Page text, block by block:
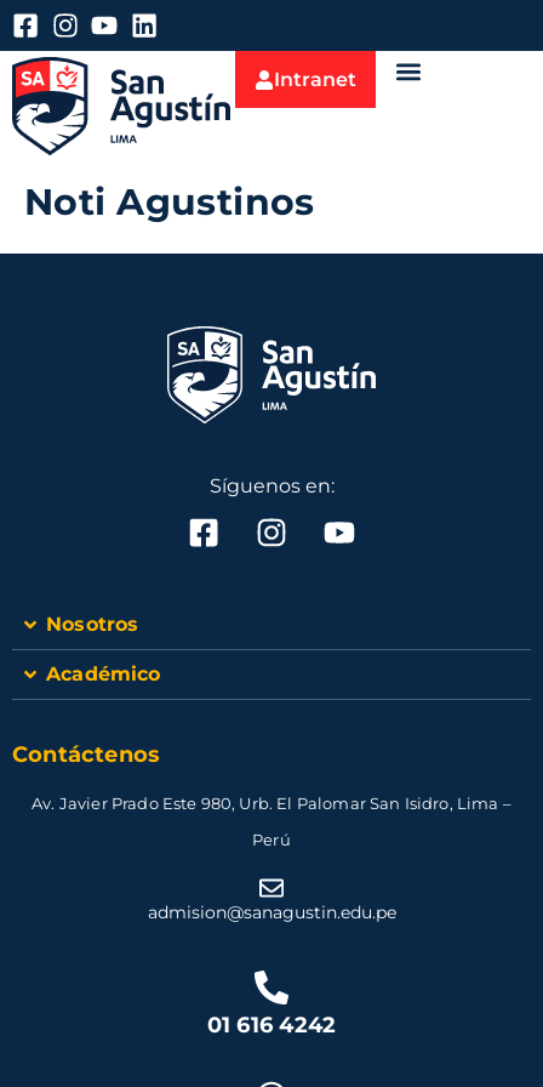
Intranet
Noti Agustinos
Síguenos en:
Contáctenos
Av. Javier Prado Este 980, Urb. El Palomar San Isidro, Lima –
Perú
admision@sanagustin.edu.pe
01 616 4242
Nosotros
Académico